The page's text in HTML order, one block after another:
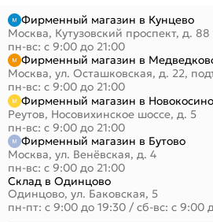
Фирменный магазин в Кунцево
Москва, Кутузовский проспект, д. 88
пн-вс: с 9:00 до 21:00
Фирменный магазин в
Москва, ул. Осташковская, д. 22,
пн-вс: с 9:00 до 21:00
Фирменный магазин в Новокосино
Реутов, Носовихинское шоссе, д. 5
пн-вс: с 9:00 до 21:00
Фирменный магазин в Бутово
Москва, ул. Венёвская, д. 4
пн-вс: с 9:00 до 21:00
Склад в Одинцово
Одинцово, ул. Баковская, 5
пн-пт: с 9:00 до 19:30 / сб-вс: с 9:00